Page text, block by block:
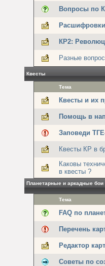
Вопросы по
КР2:
Разные
Квесты
Тема
Квесты и их
Помощь в
Заповеди
Квесты КР в
Каковы
в квесты ?
Планетарные и аркадные бои
Тема
FAQ по
Перечень
Редактор
Советы по